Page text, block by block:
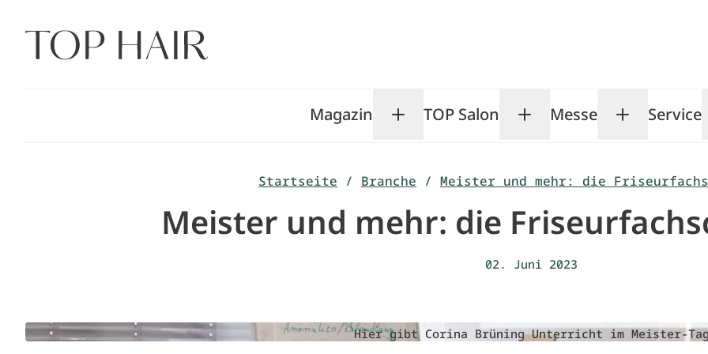
Inhalt
springen
Magazin Toggle Magazin submenu
TOP Salon Toggle TOP Salon
Messe ToggleService
Startseite / Branche / Meister und mehr: die
Meister und mehr: die
02. Juni 2023
Hier gibt Corina Brüning Unterricht im Meister-